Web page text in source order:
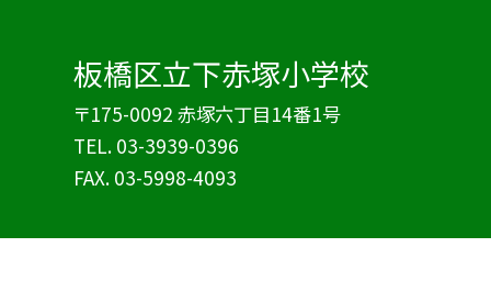
板橋区立下赤塚小学校
〒175-0092 赤塚六丁目14番1号
TEL. 03-3939-0396
FAX. 03-5998-4093